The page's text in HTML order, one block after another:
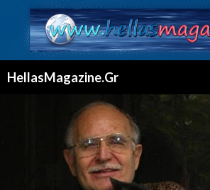
HellasMagazine.Gr
ΠΕΡΙΕΧΌΜΕΝΟ